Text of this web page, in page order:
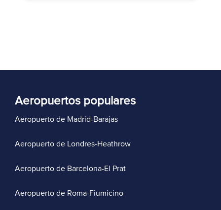
Aeropuertos populares
Aeropuerto de Madrid-Barajas
Aeropuerto de Londres-Heathrow
Aeropuerto de Barcelona-El Prat
Aeropuerto de Roma-Fiumicino